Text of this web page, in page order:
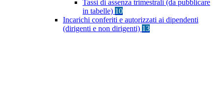
Tassi di assenza trimestrali (da pubblicare
in tabelle) 10
Incarichi conferiti e autorizzati ai dipendenti
(dirigenti e non dirigenti) 13